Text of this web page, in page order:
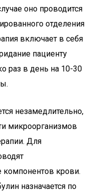
оно проводится
отделения
включает в себя
пациенту
раз в день на 10-30
незамедлительно,
микроорганизмов
Для
компонентов крови.
назначается по